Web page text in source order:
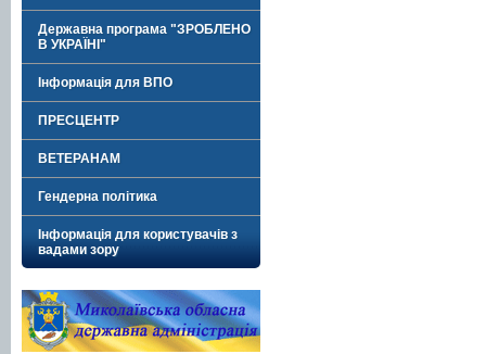
Державна програма "ЗРОБЛЕНО
В УКРАЇНІ"
Інформація для ВПО
ПРЕСЦЕНТР
ВЕТЕРАНАМ
Гендерна політика
Інформація для користувачів з
вадами зору